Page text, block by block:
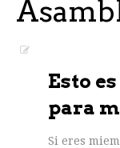
Esto
para
Si eres